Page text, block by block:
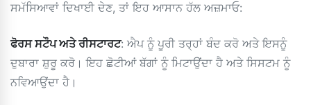
ਸਮੱਸਿਆਵਾਂ ਦਿਖਾਈ ਦੇਣ, ਤਾਂ ਇਹ ਆਸਾਨ ਹੱਲ ਅਜ਼ਮਾਓ:
ਫੋਰਸ ਸਟੌਪ ਅਤੇ ਰੀਸਟਾਰਟ: ਐਪ ਨੂੰ ਪੂਰੀ ਤਰ੍ਹਾਂ ਬੰਦ ਕਰੋ ਅਤੇ ਇਸਨੂੰ
ਦੁਬਾਰਾ ਸ਼ੁਰੂ ਕਰੋ। ਇਹ ਛੋਟੀਆਂ ਬੱਗਾਂ ਨੂੰ ਮਿਟਾਉਂਦਾ ਹੈ ਅਤੇ ਸਿਸਟਮ ਨੂੰ
ਨਵਿਆਉਂਦਾ ਹੈ।